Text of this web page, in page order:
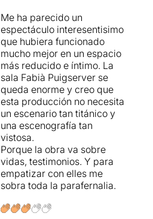
Me ha parecido un
espectáculo interesentisimo
que hubiera funcionado
mucho mejor en un espacio
más reducido e íntimo. La
sala Fabià Puigserver se
queda enorme y creo que
esta producción no necesita
un escenario tan titánico y
una escenografía tan
vistosa.
Porque la obra va sobre
vidas, testimonios. Y para
empatizar con elles me
sobra toda la parafernalia.